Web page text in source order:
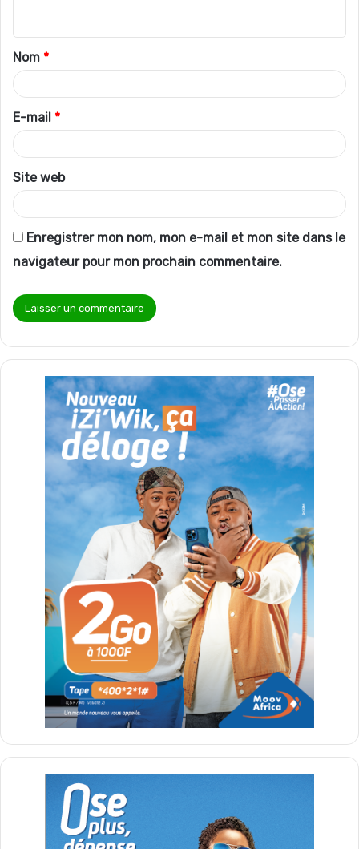
t
a
i
r
e
*
Nom *
E-mail *
Site web
Enregistrer mon nom, mon e-mail et mon site dans le
navigateur pour mon prochain commentaire.